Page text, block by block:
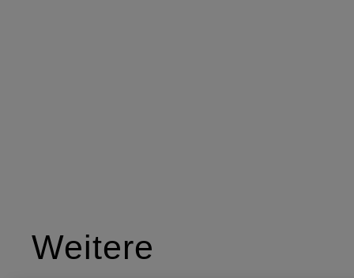
Weitere